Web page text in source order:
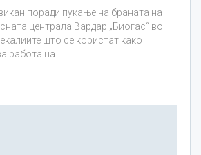
поради пукање на браната на
централа Вардар „Биогас“ во
што се користат како
работа на…